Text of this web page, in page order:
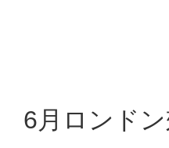
6月ロンド